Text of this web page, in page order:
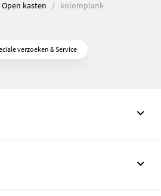
Open kasten kolomplank
verzoeken & Service